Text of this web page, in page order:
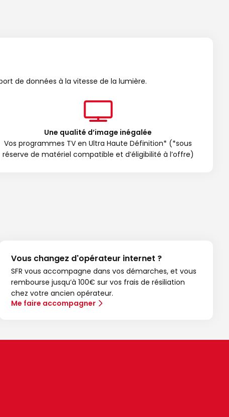
de données à la vitesse de la lumière.
Une qualité d’image inégalée
Vos programmes TV en Ultra Haute Définition* (*sous
réserve de matériel compatible et d’éligibilité à l’offre)
Vous changez d'opérateur internet ?
SFR vous accompagne dans vos démarches, et vous
rembourse jusqu’à 100€ sur vos frais de résiliation
chez votre ancien opérateur.
Me faire accompagner